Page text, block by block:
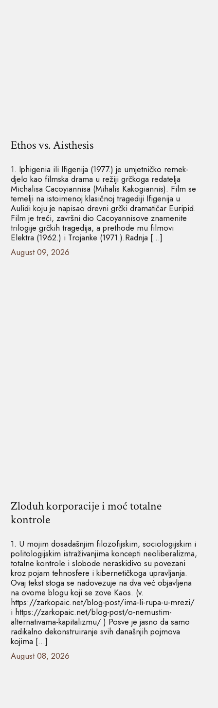
Ethos vs. Aisthesis
1. Iphigenia ili Ifigenija (1977.) je umjetničko remek-
djelo kao filmska drama u režiji grčkoga redatelja
Michalisa Cacoyiannisa (Mihalis Kakogiannis). Film se
temelji na istoimenoj klasičnoj tragediji Ifigenija u
Aulidi koju je napisao drevni grčki dramatičar Euripid.
Film je treći, završni dio Cacoyannisove znamenite
trilogije grčkih tragedija, a prethode mu filmovi
Elektra (1962.) i Trojanke (1971.).Radnja […]
August 09, 2026
Zloduh korporacije i moć totalne
kontrole
1. U mojim dosadašnjim filozofijskim, sociologijskim i
politologijskim istraživanjima koncepti neoliberalizma,
totalne kontrole i slobode neraskidivo su povezani
kroz pojam tehnosfere i kibernetičkoga upravljanja.
Ovaj tekst stoga se nadovezuje na dva već objavljena
na ovome blogu koji se zove Kaos. (v.
https://zarkopaic.net/blog-post/ima-li-rupa-u-mrezi/
i https://zarkopaic.net/blog-post/o-nemustim-
alternativama-kapitalizmu/ ) Posve je jasno da samo
radikalno dekonstruiranje svih današnjih pojmova
kojima […]
August 08, 2026